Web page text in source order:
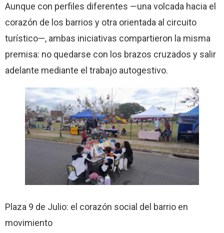
Aunque con perfiles diferentes —una volcada hacia el
corazón de los barrios y otra orientada al circuito
turístico—, ambas iniciativas compartieron la misma
premisa: no quedarse con los brazos cruzados y salir
adelante mediante el trabajo autogestivo.
Plaza 9 de Julio: el corazón social del barrio en
movimiento